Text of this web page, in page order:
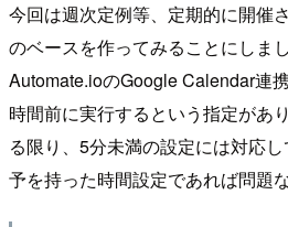
今回は週次定例等、定期的に開催
のベースを作ってみることにしま
Automate.ioのGoogle Calendar連
時間前に実行するという指定があ
る限り、5分未満の設定には対応
予を持った時間設定であれば問題